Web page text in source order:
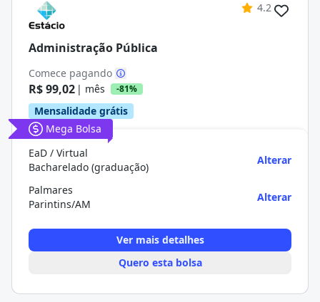
4.2
Administração Pública
Comece pagando
R$ 99,02 | mês -81%
Mensalidade grátis
Mega Bolsa
EaD / Virtual
Bacharelado (graduação)
Alterar
Palmares
Parintins/AM
Alterar
Ver mais detalhes
Quero esta bolsa